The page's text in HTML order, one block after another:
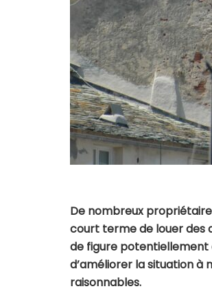
De nombreux
court terme de louer des
de figure potentiellement
d’améliorer la situation à
raisonnables.